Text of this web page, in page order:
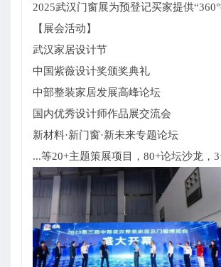
2025武汉门窗展为预登记买家提供
【展会活动】
武汉家居设计节
中国紫薇设计奖颁奖典礼
中部整装家居发展高峰论坛
国内优秀设计师作品展交流会
新材料·新门窗·新未来专题论坛
...等20+主题策展项目，80+论坛沙龙，